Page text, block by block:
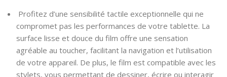
Profitez d’une sensibilité tactile exceptionnelle qui ne
compromet pas les performances de votre tablette. La
surface lisse et douce du film offre une sensation
agréable au toucher, facilitant la navigation et l’utilisation
de votre appareil. De plus, le film est compatible avec les
stylets, vous permettant de dessiner, écrire ou interagir